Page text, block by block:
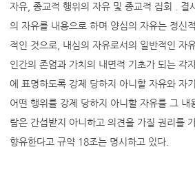
자유, 종교적 행위의 자유 및 종교적 집회 . 결
의 자유를 내용으로 하며 양심의 자유는 정신
적인 것으로, 내심의 자유로서의 일반적인 자
인간의 존엄과 가치의 내면적 기초가 되는 각
에 표명하도록 강제 당하지 아니할 자유와 자
어떤 행위를 강제 당하지 아니할 자유를 그 내
람은 간섭받지 아니하고 의견을 가질 권리를
향유한다고 규약 18조는 명시하고 있다.